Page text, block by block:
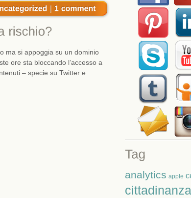
ma si appoggia su un dominio
ore sta bloccando l’accesso a
– specie su Twitter e
analytics apple
cittadinanza